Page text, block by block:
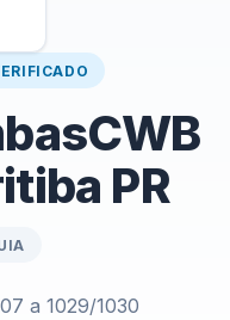
PR
a 1029/1030